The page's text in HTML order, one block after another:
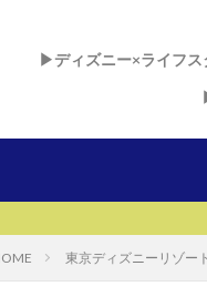
▶︎ディズニー×ライフス
東京ディズニーリゾート